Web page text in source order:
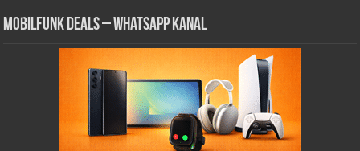
Mobilfunk Deals – WhatsApp Kanal